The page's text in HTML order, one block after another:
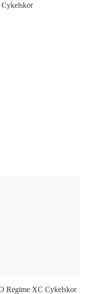
Cykelskor
Regime XC Cykelskor